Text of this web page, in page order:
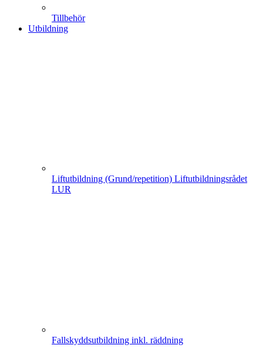
Tillbehör
Utbildning
Liftutbildning (Grund/repetition) Liftutbildningsrådet
LUR
Fallskyddsutbildning inkl. räddning